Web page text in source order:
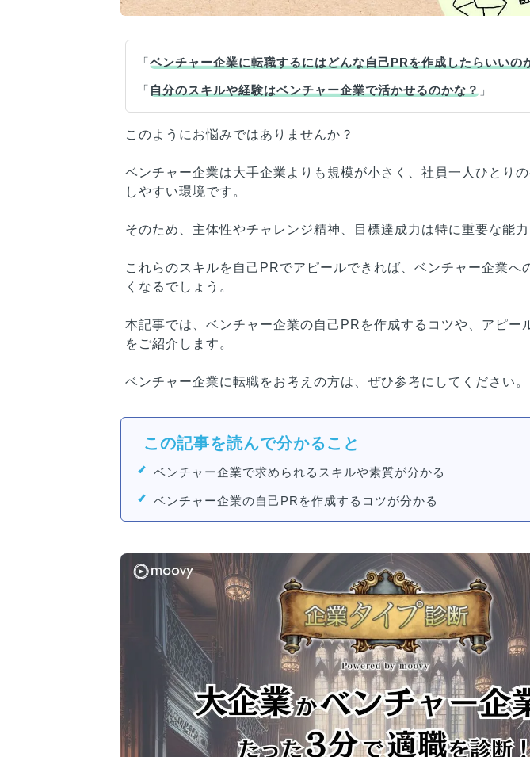
「ベンチャー企業に転職するにはどんな自己PRを作成したらいいの
「 自分のスキルや経験はベンチャー企業で活かせるのかな？ 」
このようにお悩みではありませんか？
ベンチャー企業は大手企業よりも規模が小さく、社員一人ひとり
しやすい環境です。
そのため、主体性やチャレンジ精神、目標達成力は特に重要な能力
これらのスキルを自己PRでアピールできれば、ベンチャー企業へ
くなるでしょう。
本記事では、ベンチャー企業の自己PRを作成するコツや、アピー
をご紹介します。
ベンチャー企業に転職をお考えの方は、ぜひ参考にしてください。
この記事を読んで分かること
ベンチャー企業で求められるスキルや素質が分かる
ベンチャー企業の自己PRを作成するコツが分かる